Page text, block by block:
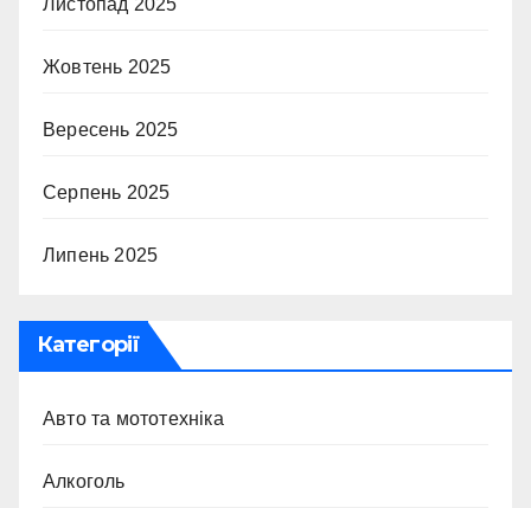
Жовтень 2025
Вересень 2025
Серпень 2025
Липень 2025
Категорії
Авто та мототехніка
Алкоголь